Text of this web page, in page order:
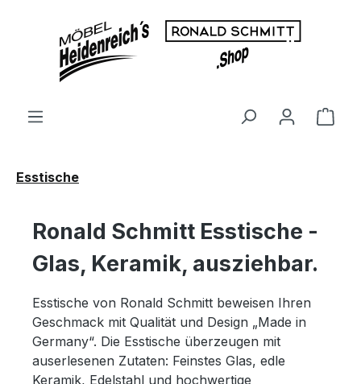
Zum Hauptinhalt springen
Esstische
Ronald Schmitt Esstische -
Glas, Keramik, ausziehbar.
Esstische von Ronald Schmitt beweisen Ihren
Geschmack mit Qualität und Design „Made in
Germany“. Die Esstische überzeugen mit
auserlesenen Zutaten: Feinstes Glas, edle
Keramik, Edelstahl und hochwertige